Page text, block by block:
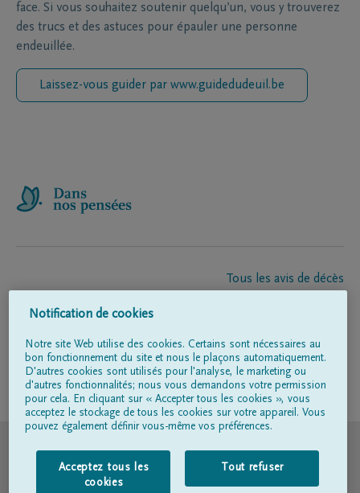
face. Si vous souhaitez soutenir quelqu’un, vous y trouverez
des trucs et des astuces pour épauler une personne
endeuillée.
Laissez-vous guider par www.guidedudeuil.be
Tous les avis de décès
Entrepreneur de pompes funèbres
Suivez-nous sur
Conditions d'utilisation
Notification de cookies
Notre site Web utilise des cookies. Certains sont nécessaires au
bon fonctionnement du site et nous le plaçons automatiquement.
D'autres cookies sont utilisés pour l'analyse, le marketing ou
d'autres fonctionnalités; nous vous demandons votre permission
pour cela. En cliquant sur « Accepter tous les cookies », vous
acceptez le stockage de tous les cookies sur votre appareil. Vous
pouvez également définir vous-même vos préférences.
Acceptez tous les
cookies
Tout refuser